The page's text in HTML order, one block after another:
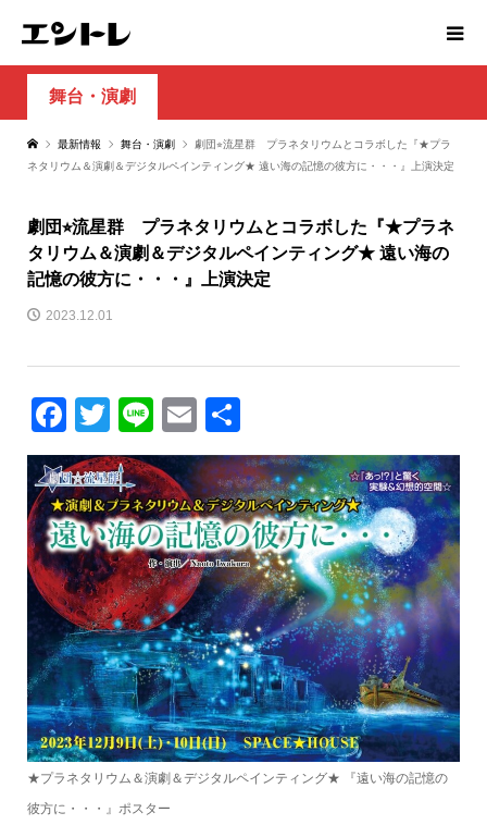
舞台・演劇
最新情報 舞台・演劇
劇団⭐︎流星群 プラネタリウムとコラボした『★プラ
ネタリウム＆演劇＆デジタルペインティング★ 遠い海の記憶の彼方に・・・』上演決定
劇団⭐︎流星群 プラネタリウムとコラボした『★プラネ
タリウム＆演劇＆デジタルペインティング★ 遠い海の
記憶の彼方に・・・』上演決定
2023.12.01
Facebook
Twitter
LineEmail
有
★プラネタリウム＆演劇＆デジタルペインティング★ 『遠い海の記憶の
彼方に・・・』ポスター